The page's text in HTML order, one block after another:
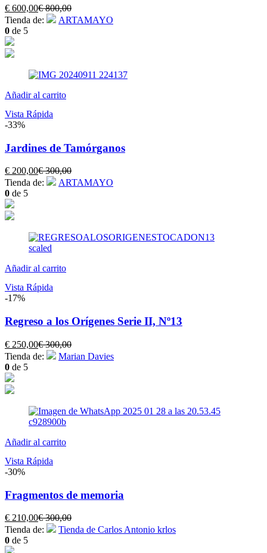
€ 600,00El
precio
€800,00El
precio
Tienda de:
ARTAMAYO
0 de 5
Añadir al carrito
Vista Rápida
-33%
Jardines de Tamórganos
€ 200,00El
precio
€300,00El
precio
Tienda de:
ARTAMAYO
0 de 5
Añadir al carrito
Vista Rápida
-17%
Regreso a los Orígenes Serie II, Nº13
€ 250,00El
precio
€300,00El
precio
Tienda de:
Marian Davies
0 de 5
Añadir al carrito
Vista Rápida
-30%
Fragmentos de memoria
€ 210,00El
precio
€300,00El
precio
Tienda de:
Tienda de Carlos Antonio krlos
0 de 5